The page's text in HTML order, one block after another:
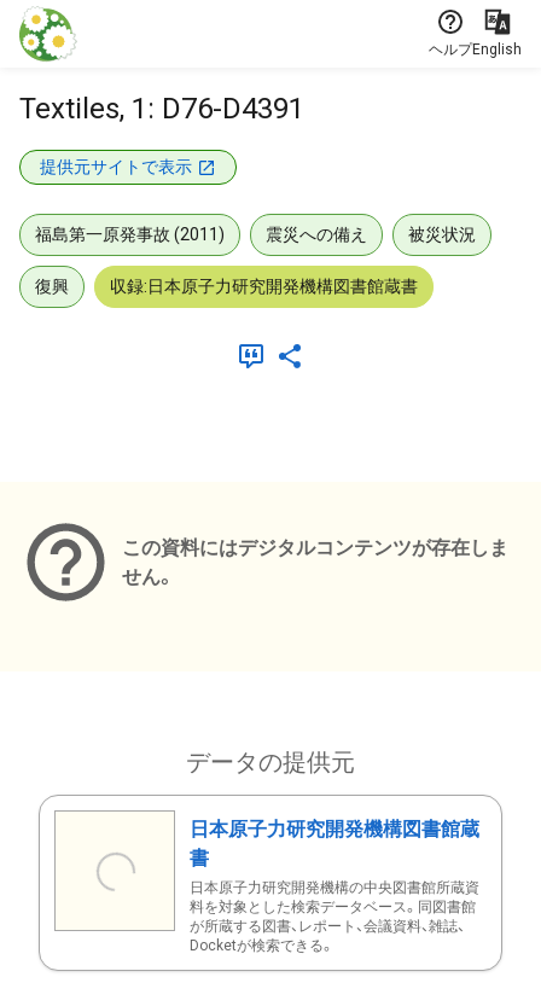
本文に飛ぶ
ヘルプEnglish
Textiles, 1: D76-D4391
提供元サイトで表示
福島第一原発事故 (2011) 震災への備え 被災状況
復興 収録:日本原子力研究開発機構図書館蔵書
この資料にはデジタルコンテンツが存在しま
せん。
データの提供元
日本原子力研究開発機構図書館蔵
書
日本原子力研究開発機構の中央図書館所蔵資
料を対象とした検索データベース。同図書館
が所蔵する図書、レポート、会議資料、雑誌、
Docketが検索できる。